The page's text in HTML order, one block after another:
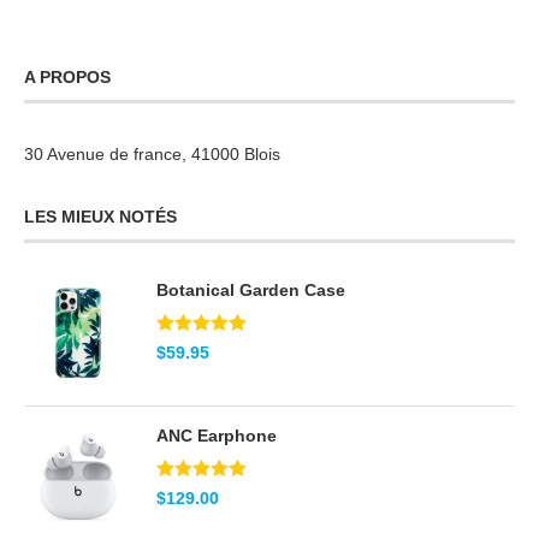
A PROPOS
30 Avenue de france, 41000 Blois
LES MIEUX NOTÉS
Botanical Garden Case
Note5.00
sur 5
$59.95
ANC Earphone
Note5.00
sur 5
$129.00